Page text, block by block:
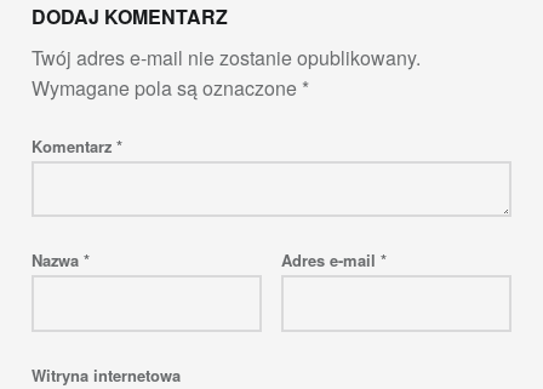
DODAJ KOMENTARZ
Twój adres e-mail nie zostanie opublikowany.
Wymagane pola są oznaczone *
Komentarz *
Nazwa * Adres e-mail *
Witryna internetowa